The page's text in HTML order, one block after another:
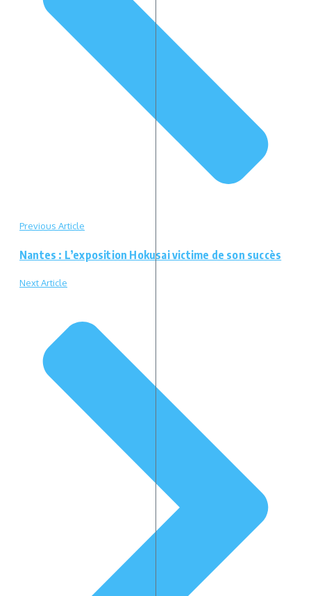
Previous Article
Nantes : L’exposition Hokusai victime de son succès
Next Article